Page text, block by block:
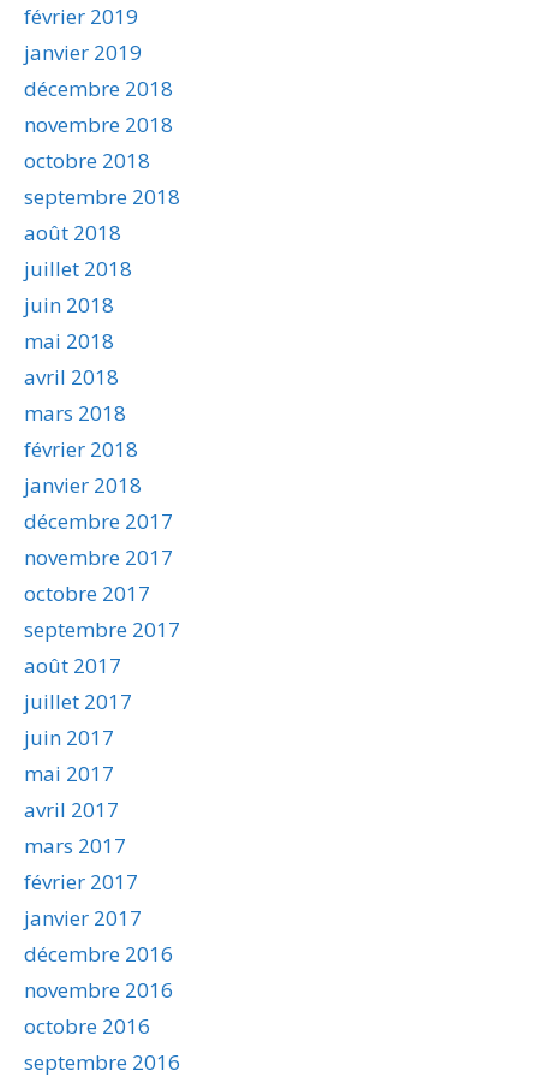
février 2019
janvier 2019
décembre 2018
novembre 2018
octobre 2018
septembre 2018
août 2018
juillet 2018
juin 2018
mai 2018
avril 2018
mars 2018
février 2018
janvier 2018
décembre 2017
novembre 2017
octobre 2017
septembre 2017
août 2017
juillet 2017
juin 2017
mai 2017
avril 2017
mars 2017
février 2017
janvier 2017
décembre 2016
novembre 2016
octobre 2016
septembre 2016